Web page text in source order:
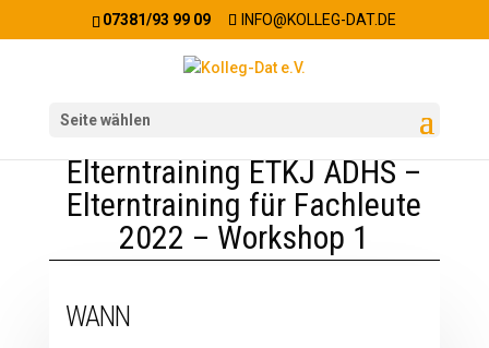
07381/93 99 09 INFO@KOLLEG-DAT.DE
Seite wählen
Elterntraining ETKJ ADHS –
Elterntraining für Fachleute
2022 – Workshop 1
WANN